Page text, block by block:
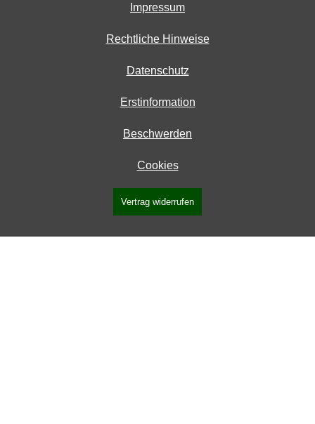
Impressum
Rechtliche Hinweise
Datenschutz
Erstinformation
Beschwerden
Cookies
Vertrag widerrufen